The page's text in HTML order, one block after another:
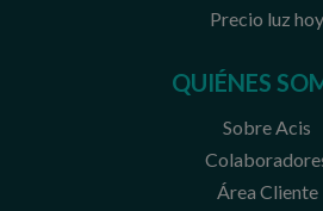
Precio luz hoy
QUIÉNES
Sobre Acis
Área Cliente